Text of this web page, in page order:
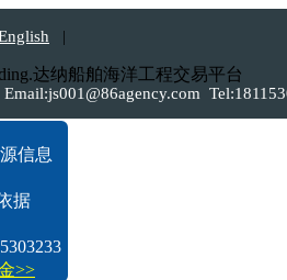
|
Email:js001@86agency.com
信息
据
>>